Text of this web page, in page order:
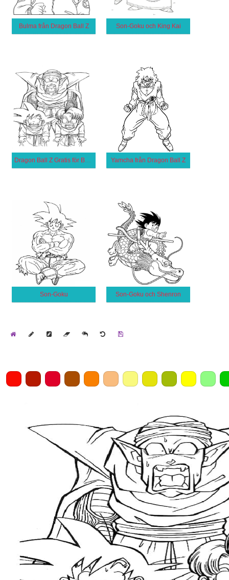
Bulma från Dragon Ball Z Son-Goku och King Kai
Dragon Ball Z Gratis för Barn Yamcha från Dragon Ball Z
Son-Goku Son-Goku och Shenron